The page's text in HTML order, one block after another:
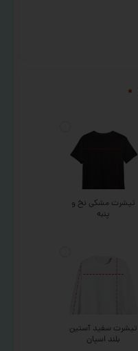
*
تیشرت مشکی نخ و
پنبه
تیشرت سفید آستین
بلند اسپان